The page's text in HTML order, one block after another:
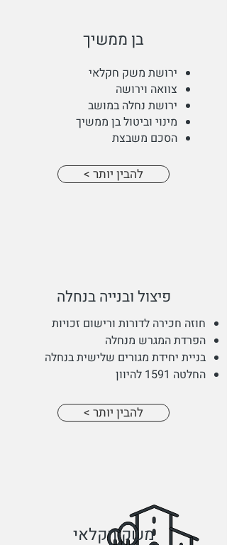
בן ממשיך
ירושת משק חקלאי
צוואה וירושה
ירושת נחלה במושב
מינוי וביטול בן ממשיך
הסכם משבצת
< להבין יותר
פיצול ובנייה בנחלה
חוזה חכירה לדורות ורישום זכויות
הפרדת המגרש מנחלה
בניית יחידת מגורים שלישית בנחלה
החלטה 1591 להיוון
< להבין יותר
משק חקלאי